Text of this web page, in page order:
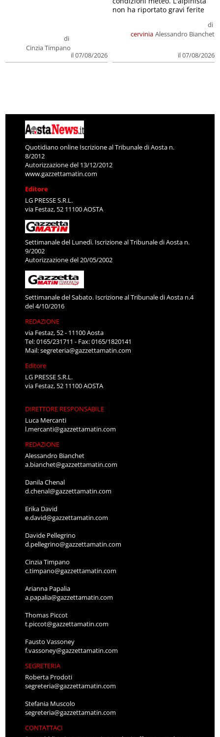
di
Cinzia Timpano
il 07/08/2026
cervinia
di
Alessandro Bianchet
il 07/08/2026
non ha riportato gravi ferite
Quotidiano online Iscrizione al Tribunale di Aosta n.
8/2012
Autorizzazione del 13/12/2012
www.gazzettamatin.com
Editore
LG PRESSE S.R.L.
via Festaz, 52 11100 AOSTA
Settimanale del Lunedì. Iscrizione al Tribunale di Aosta n.
9/2002
Autorizzazione del 20/05/2002
Settimanale del Sabato. Iscrizione al Tribunale di Aosta n.4
del 4/10/2016
REDAZIONE
via Festaz, 52 - 11100 Aosta
Tel: 0165/231711 - Fax: 0165/1820141
Mail:segreteria@gazzettamatin.com
Editore
LG PRESSE S.R.L.
via Festaz, 52 11100 AOSTA
DIRETTORE RESPONSABILE
Luca Mercanti
l.mercanti@gazzettamatin.com
REDAZIONE
Alessandro Bianchet
a.bianchet@gazzettamatin.com
Danila Chenal
d.chenal@gazzettamatin.com
Erika David
e.david@gazzettamatin.com
Davide Pellegrino
d.pellegrino@gazzettamatin.com
Cinzia Timpano
c.timpano@gazzettamatin.com
Arianna Papalia
a.papalia@gazzettamatin.com
Thomas Piccot
t.piccot@gazzettamatin.com
Fausto Vassoney
f.vassoney@gazzettamatin.com
SEGRETERIA
Roberta Prodoti
segreteria@gazzettamatin.com
Stefania Muscolo
segreteria@gazzettamatin.com
CONTATTACI